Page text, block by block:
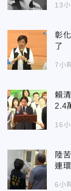
13
彰
了
7小
賴
2.4
16
陸
連
6小